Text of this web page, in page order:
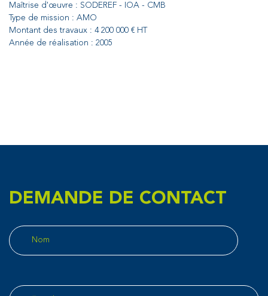
Maîtrise d'œuvre : SODEREF - IOA - CMB
Type de mission : AMO
Montant des travaux : 4 200 000 € HT
Année de réalisation : 2005
DEMANDE DE CONTACT